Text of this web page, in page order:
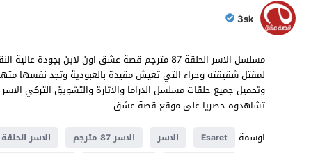
3sk
تشاهدوه حصريا على موقع قصة عشق
اوسمة
Esaret الاسر الاسر 87 مترجم الاسر الحلقة 87